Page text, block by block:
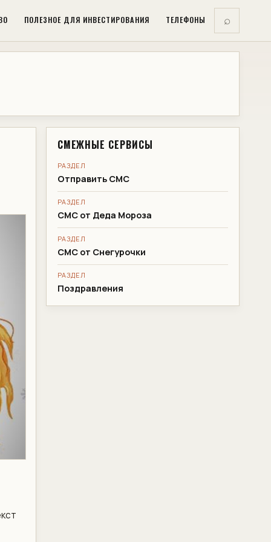
ПОЛЕЗНОЕ ДЛЯ ИНВЕСТИРОВАНИЯ ТЕЛЕФОНЫ ⌕
СМЕЖНЫЕ СЕРВИСЫ
РАЗДЕЛ
Отправить СМС
РАЗДЕЛ
СМС от Деда Мороза
РАЗДЕЛ
СМС от Снегурочки
РАЗДЕЛ
Поздравления